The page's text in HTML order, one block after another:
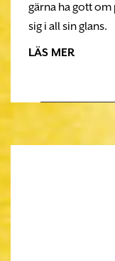
gärna ha gott
sig i all sin glans.
LÄS MER